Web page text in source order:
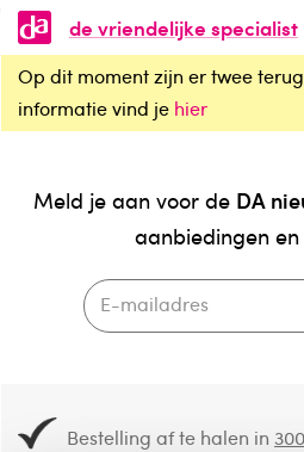
de vriendelijke specialist
Op dit moment zijn er twee
informatie vind je hier
Meld je aan voor de DA
aanbiedingen
Bestelling af te halen in